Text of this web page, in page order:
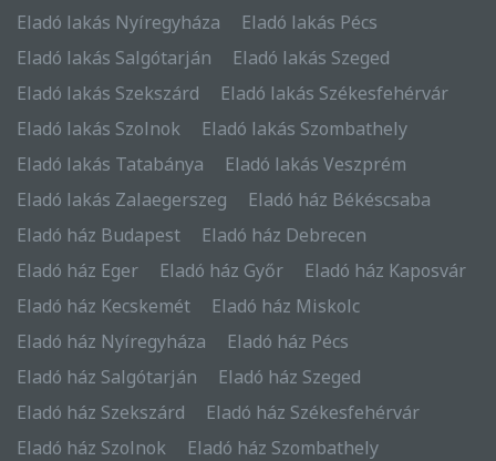
Eladó lakás Nyíregyháza
Eladó lakás Pécs
Eladó lakás Salgótarján
Eladó lakás Szeged
Eladó lakás Szekszárd
Eladó lakás Székesfehérvár
Eladó lakás Szolnok
Eladó lakás Szombathely
Eladó lakás Tatabánya
Eladó lakás Veszprém
Eladó lakás Zalaegerszeg
Eladó ház Békéscsaba
Eladó ház Budapest
Eladó ház Debrecen
Eladó ház Eger
Eladó ház Győr
Eladó ház Kaposvár
Eladó ház Kecskemét
Eladó ház Miskolc
Eladó ház Nyíregyháza
Eladó ház Pécs
Eladó ház Salgótarján
Eladó ház Szeged
Eladó ház Szekszárd
Eladó ház Székesfehérvár
Eladó ház Szolnok
Eladó ház Szombathely